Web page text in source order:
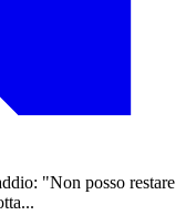
"Non posso restare